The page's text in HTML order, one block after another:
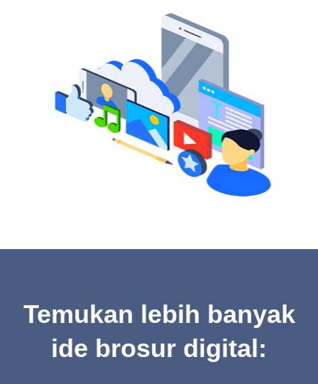
Temukan lebih banyak
ide brosur digital: